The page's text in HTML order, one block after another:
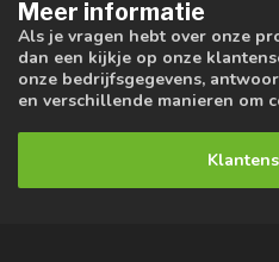
Meer informatie
Als je vragen hebt over onze
dan een kijkje op onze
onze bedrijfsgegevens,
en verschillende manieren om